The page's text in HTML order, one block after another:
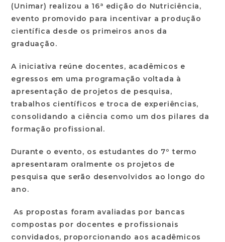
(Unimar) realizou a 16ª edição do Nutriciência,
evento promovido para incentivar a produção
científica desde os primeiros anos da
graduação.
A iniciativa reúne docentes, acadêmicos e
egressos em uma programação voltada à
apresentação de projetos de pesquisa,
trabalhos científicos e troca de experiências,
consolidando a ciência como um dos pilares da
formação profissional.
Durante o evento, os estudantes do 7º termo
apresentaram oralmente os projetos de
pesquisa que serão desenvolvidos ao longo do
ano.
As propostas foram avaliadas por bancas
compostas por docentes e profissionais
convidados, proporcionando aos acadêmicos